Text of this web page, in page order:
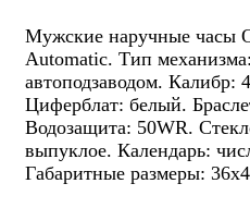
Мужские наручные часы
Automatic. Тип
автоподзаводом. Калибр:
Циферблат: белый.
Водозащита: 50WR.
выпуклое. Календарь:
Габаритные размеры: